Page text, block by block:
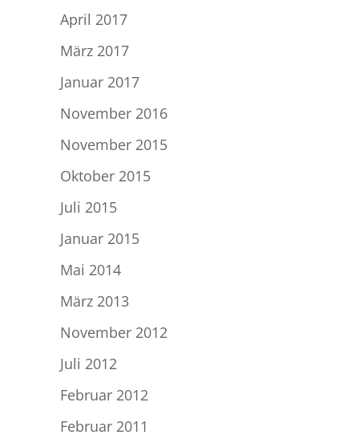
April 2017
März 2017
Januar 2017
November 2016
November 2015
Oktober 2015
Juli 2015
Januar 2015
Mai 2014
März 2013
November 2012
Juli 2012
Februar 2012
Februar 2011